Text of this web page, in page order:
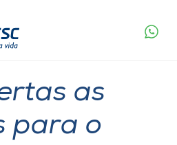
as
para o